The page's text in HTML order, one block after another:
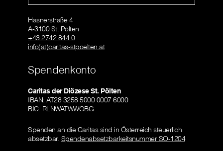
Hasnerstraße 4
A-3100 St. Pölten
+43 2742 844 0
info(at)caritas-stpoelten.at
Spendenkonto
Caritas der Diözese St. Pölten
IBAN: AT28 3258 5000 0007 6000
BIC: RLNWATWWOBG
Spenden an die Caritas sind in Österreich steuerlich
absetzbar. Spendenabsetzbarkeitsnummer SO-1204